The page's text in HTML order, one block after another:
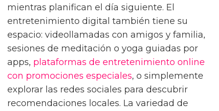
mientras planifican el día siguiente. El
entretenimiento digital también tiene su
espacio: videollamadas con amigos y familia,
sesiones de meditación o yoga guiadas por
apps, plataformas de entretenimiento online
con promociones especiales, o simplemente
explorar las redes sociales para descubrir
recomendaciones locales. La variedad de